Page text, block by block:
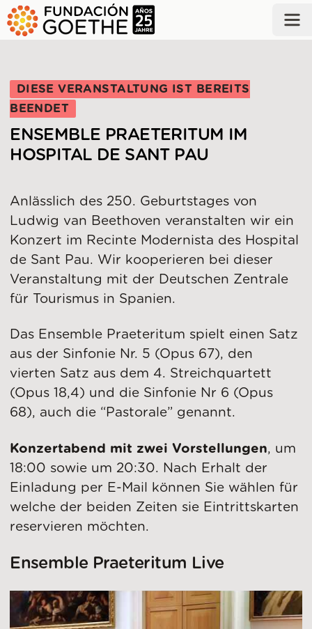
ZUM HAUPTINHALT SPRINGEN
DIESE VERANSTALTUNG IST BEREITS
BEENDET
ENSEMBLE PRAETERITUM IM
HOSPITAL DE SANT PAU
Anlässlich des 250. Geburtstages von
Ludwig van Beethoven veranstalten wir ein
Konzert im Recinte Modernista des Hospital
de Sant Pau. Wir kooperieren bei dieser
Veranstaltung mit der Deutschen Zentrale
für Tourismus in Spanien.
Das Ensemble Praeteritum spielt einen Satz
aus der Sinfonie Nr. 5 (Opus 67), den
vierten Satz aus dem 4. Streichquartett
(Opus 18,4) und die Sinfonie Nr 6 (Opus
68), auch die “Pastorale” genannt.
Konzertabend mit zwei Vorstellungen, um
18:00 sowie um 20:30. Nach Erhalt der
Einladung per E-Mail können Sie wählen für
welche der beiden Zeiten sie Eintrittskarten
reservieren möchten.
Ensemble Praeteritum Live